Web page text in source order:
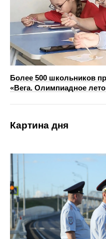
Более 500 школьников
«Вега. Олимпиадное
Картина дня